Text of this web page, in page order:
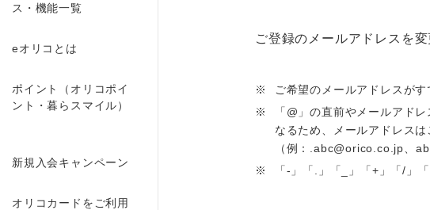
ス・機能一覧
eオリコとは
ポイント（オリコポイ
ント・暮らスマイル）
新規入会キャンペーン
オリコカードをご利用
ご登録のメールアドレスを変
※
ご希望のメールアドレスが
※
「@」の直前やメールアド
なるため、メールアドレスは
（例：.abc@orico.co.jp、
※
「-」「.」「_」「+」「/」